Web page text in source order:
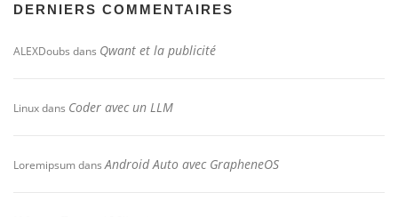
DERNIERS COMMENTAIRES
ALEXDoubs dans Qwant et la publicité
Linuxdans Coder avec un LLM
LoremipsumdansAndroid Auto avec GrapheneOS